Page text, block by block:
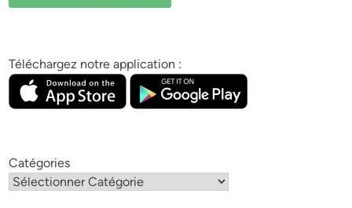
Téléchargez notre application :
Catégories